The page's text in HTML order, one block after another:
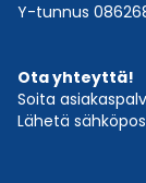
Y-tunnus
Ota yhteyttä!
Soita
Lähetä